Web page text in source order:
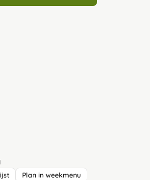
Plan in weekmenu